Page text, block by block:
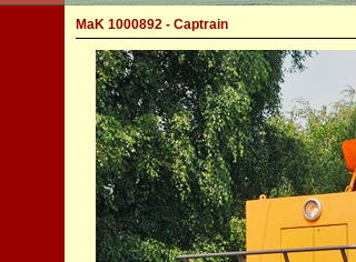
MaK 1000892 - Captrain